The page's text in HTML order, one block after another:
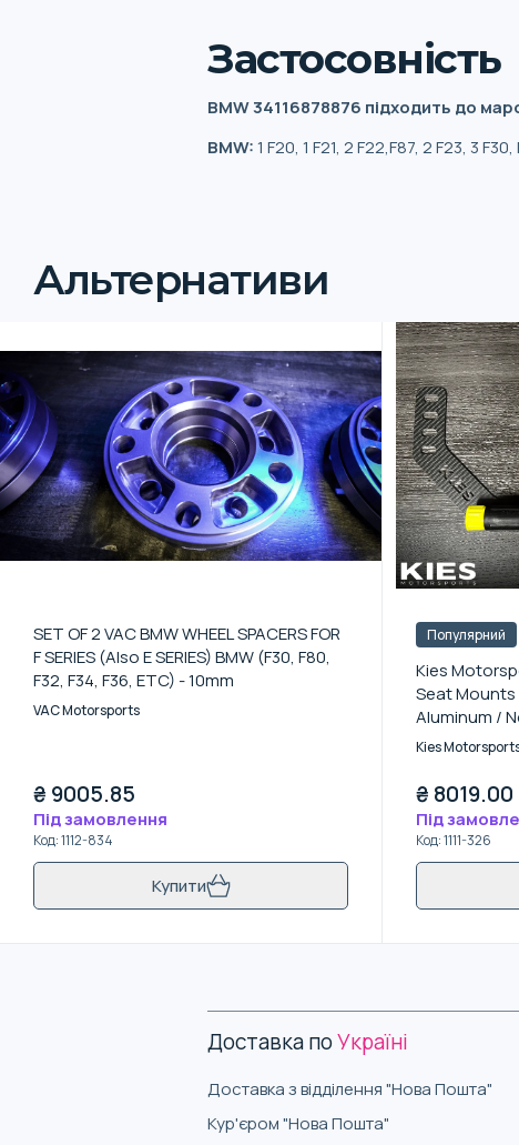
Застосовність
BMW 34116878876 підходить до
BMW:1 F20, 1 F21, 2 F22,F87, 2 F23, 3
Альтернативи
SET OF 2 VAC BMW WHEEL SPACERS FOR
F SERIES (Also E SERIES) BMW (F30, F80,
F32, F34, F36, ETC) - 10mm
VAC Motorsports
₴ 9005.85
Під замовлення
Код:1112-834
Купити
Популярний
Kies
Seat Mounts
Aluminum /
Kies
₴ 8019.00
Під
Код:1111-326
Доставка поУкраїні
Доставка з відділення "Нова Пошта"
Кур'єром "Нова Пошта"